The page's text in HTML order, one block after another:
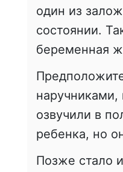
один из
состоянии.
беременная
наручниками,
озвучили в
ребенка, но
Позже стало